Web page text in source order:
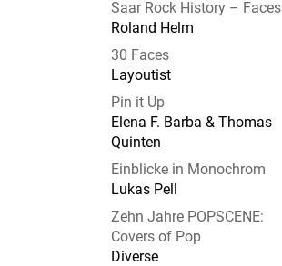
Saar Rock History – Faces
Roland Helm
30 Faces
Layoutist
Pin it Up
Elena F. Barba & Thomas
Quinten
Einblicke in Monochrom
Lukas Pell
Zehn Jahre POPSCENE:
Covers of Pop
Diverse